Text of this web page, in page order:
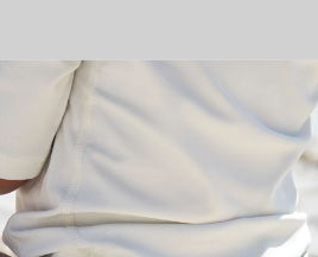
история успеха